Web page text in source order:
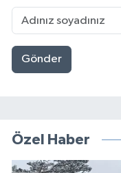
Gönder
Özel Haber